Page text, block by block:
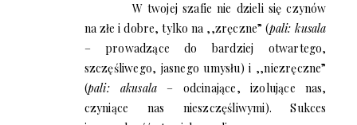
W twojej szafie nie dzieli się czynów
na złe i dobre, tylko na ,,zręczne” (pali: kusala
– prowadzące do bardziej otwartego,
szczęśliwego, jasnego umysłu) i ,,niezręczne”
(pali: akusala – odcinające, izolujące nas,
czyniące nas nieszczęśliwymi). Sukces